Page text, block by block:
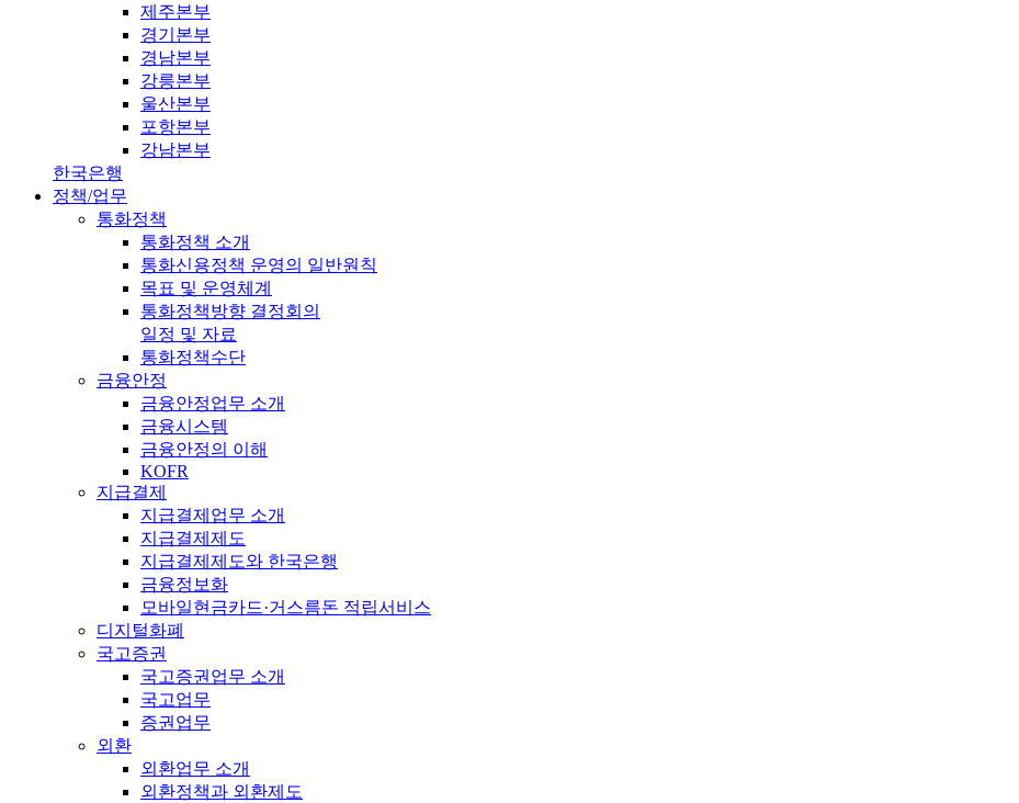
제주본부
경기본부
경남본부
강릉본부
울산본부
포항본부
강남본부
한국은행
정책/업무
통화정책
통화정책 소개
통화신용정책 운영의 일반원칙
목표 및 운영체계
통화정책방향 결정회의
일정 및 자료
통화정책수단
금융안정
금융안정업무 소개
금융시스템
금융안정의 이해
KOFR
지급결제
지급결제업무 소개
지급결제제도
지급결제제도와 한국은행
금융정보화
모바일현금카드·거스름돈 적립서비스
디지털화폐
국고증권
국고증권업무 소개
국고업무
증권업무
외환
외환업무 소개
외환정책과 외환제도